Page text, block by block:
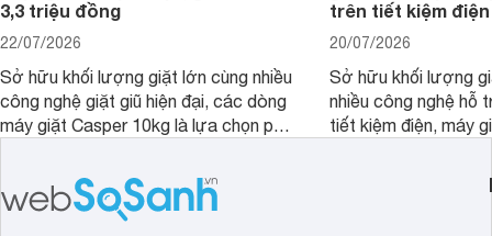
3,3 triệu đồng
22/07/2026
Sở hữu khối lượng giặt lớn cùng nhiều
công nghệ giặt giũ hiện đại, các dòng
máy giặt Casper 10kg là lựa chọn phù
trên tiết kiệm
20/07/2026
Sở hữu khối lượng
nhiều công nghệ hỗ
tiết kiệm điện, máy
nhắc cho các gia
bán hiện đã giảm